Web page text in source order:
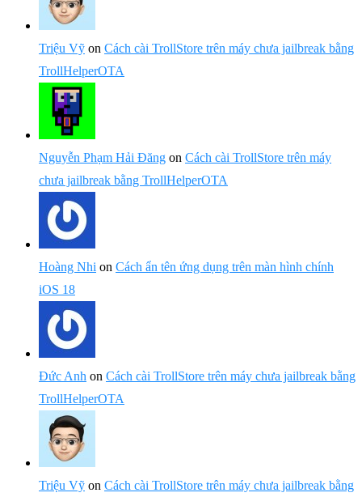
Triệu Vỹ on Cách cài TrollStore trên máy chưa jailbreak bằng
TrollHelperOTA
Nguyễn Phạm Hải Đăng on Cách cài TrollStore trên máy
chưa jailbreak bằng TrollHelperOTA
Hoàng Nhi on Cách ẩn tên ứng dụng trên màn hình chính
iOS 18
Đức Anh on Cách cài TrollStore trên máy chưa jailbreak bằng
TrollHelperOTA
Triệu Vỹ on Cách cài TrollStore trên máy chưa jailbreak bằng